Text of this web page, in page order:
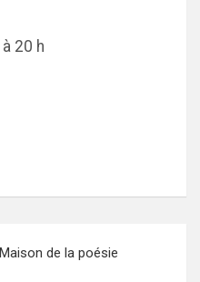
20 h
de la poésie